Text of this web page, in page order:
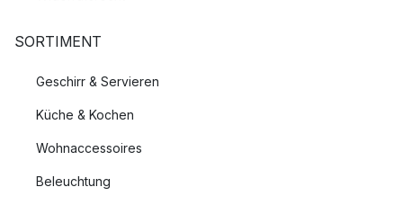
SORTIMENT
Geschirr & Servieren
Küche & Kochen
Wohnaccessoires
Beleuchtung